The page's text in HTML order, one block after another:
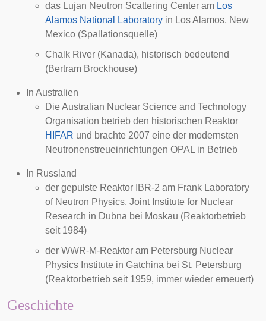
das Lujan Neutron Scattering Center am Los
Alamos National Laboratory in Los Alamos, New
Mexico (Spallationsquelle)
Chalk River (Kanada), historisch bedeutend
(Bertram Brockhouse)
In Australien
Die Australian Nuclear Science and Technology
Organisation betrieb den historischen Reaktor
HIFAR und brachte 2007 eine der modernsten
Neutronenstreueinrichtungen OPAL in Betrieb
In Russland
der gepulste Reaktor IBR-2 am Frank Laboratory
of Neutron Physics, Joint Institute for Nuclear
Research in Dubna bei Moskau (Reaktorbetrieb
seit 1984)
der WWR-M-Reaktor am Petersburg Nuclear
Physics Institute in Gatchina bei St. Petersburg
(Reaktorbetrieb seit 1959, immer wieder erneuert)
Geschichte